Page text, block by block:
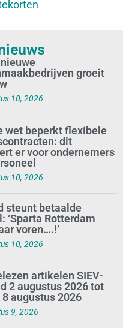
groeit
10, 2026
wet beperkt flexibele
dit
er voor ondernemers
10, 2026
steunt betaalde
‘Sparta Rotterdam
voren….!’
10, 2026
artikelen SIEV-
2 augustus 2026 tot
augustus 2026
9, 2026